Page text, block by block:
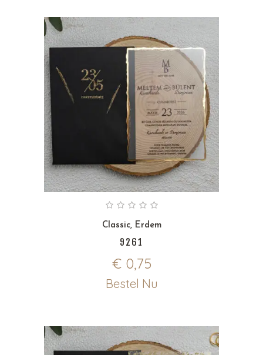
Classic, Erdem
9261
€ 0,75
Bestel Nu